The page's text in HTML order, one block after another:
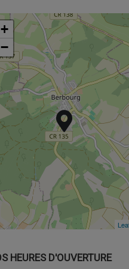
+
−
+
−
HEURES D'OUVERTURE